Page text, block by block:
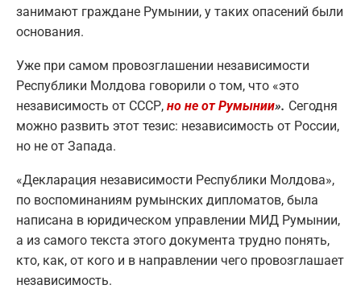
занимают граждане Румынии, у таких опасений были
основания.
Уже при самом провозглашении независимости
Республики Молдова говорили о том, что «это
независимость от СССР, но не от Румынии». Сегодня
можно развить этот тезис: независимость от России,
но не от Запада.
«Декларация независимости Республики Молдова»,
по воспоминаниям румынских дипломатов, была
написана в юридическом управлении МИД Румынии,
а из самого текста этого документа трудно понять,
кто, как, от кого и в направлении чего провозглашает
независимость.